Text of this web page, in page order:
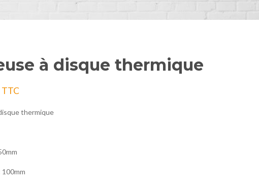
à disque thermique
TTC
thermique